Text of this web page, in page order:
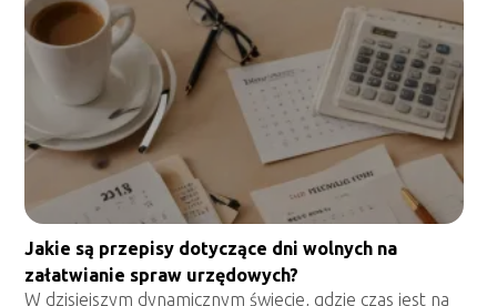
Jakie są przepisy dotyczące dni wolnych na
załatwianie spraw urzędowych?
W dzisiejszym dynamicznym świecie, gdzie czas jest na